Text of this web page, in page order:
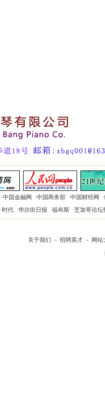
·中国金融网 ·中国商务部 ·中国财经网 ·
·时代 ·华尔街日报 ·福布斯 ·芝加哥论坛
关于我们 － 招聘英才 － 网站